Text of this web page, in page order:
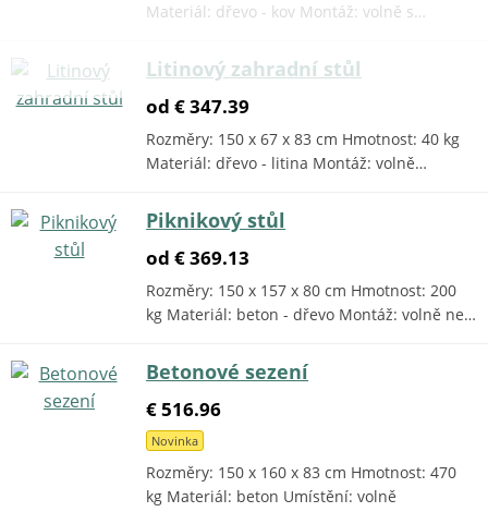
Materiál: dřevo - kov Montáž: volně s…
Litinový zahradní stůl
od € 347.39
Rozměry: 150 x 67 x 83 cm Hmotnost: 40 kg
Materiál: dřevo - litina Montáž: volně…
Piknikový stůl
od € 369.13
Rozměry: 150 x 157 x 80 cm Hmotnost: 200
kg Materiál: beton - dřevo Montáž: volně ne…
Betonové sezení
€ 516.96
Novinka
Rozměry: 150 x 160 x 83 cm Hmotnost: 470
kg Materiál: beton Umístění: volně